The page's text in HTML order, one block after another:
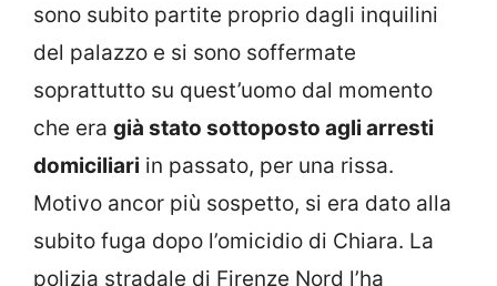
sono subito partite proprio dagli inquilini
del palazzo e si sono soffermate
soprattutto su quest’uomo dal momento
che era già stato sottoposto agli arresti
domiciliari in passato, per una rissa.
Motivo ancor più sospetto, si era dato alla
subito fuga dopo l’omicidio di Chiara. La
polizia stradale di Firenze Nord l’ha